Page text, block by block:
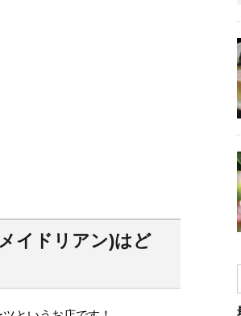
イドリアン)はど